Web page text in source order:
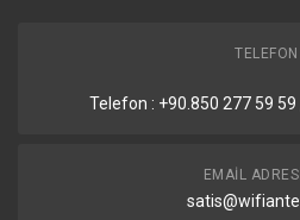
1
TELEFON
Telefon : +90.850 277 59
EMAIL